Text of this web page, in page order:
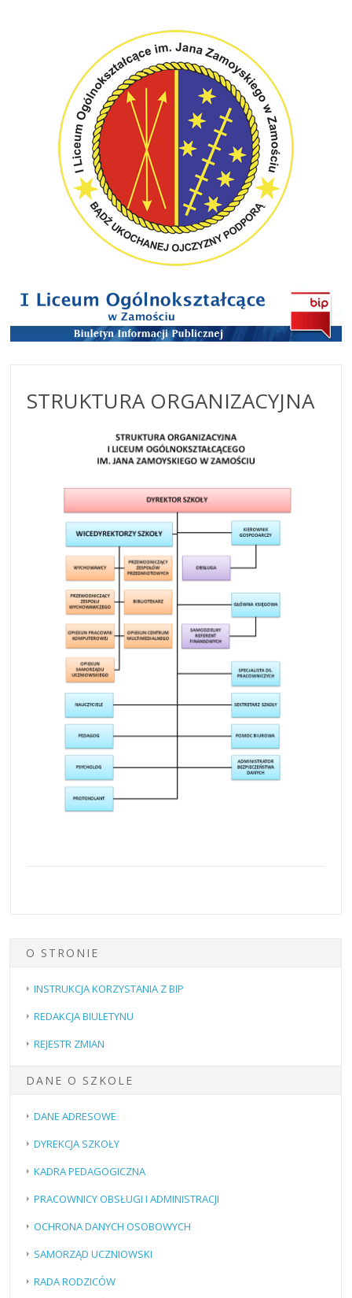
STRUKTURA ORGANIZACYJNA
O STRONIE
INSTRUKCJA KORZYSTANIA Z BIP
REDAKCJA BIULETYNU
REJESTR ZMIAN
DANE O SZKOLE
DANE ADRESOWE
DYREKCJA SZKOŁY
KADRA PEDAGOGICZNA
PRACOWNICY OBSŁUGI I ADMINISTRACJI
OCHRONA DANYCH OSOBOWYCH
SAMORZĄD UCZNIOWSKI
RADA RODZICÓW